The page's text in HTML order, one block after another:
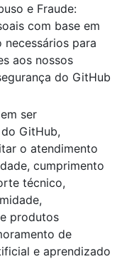
e Fraude:
com base em
para
aos nossos
do GitHub
ser
GitHub,
o atendimento
cumprimento
técnico,
produtos
de
e aprendizado